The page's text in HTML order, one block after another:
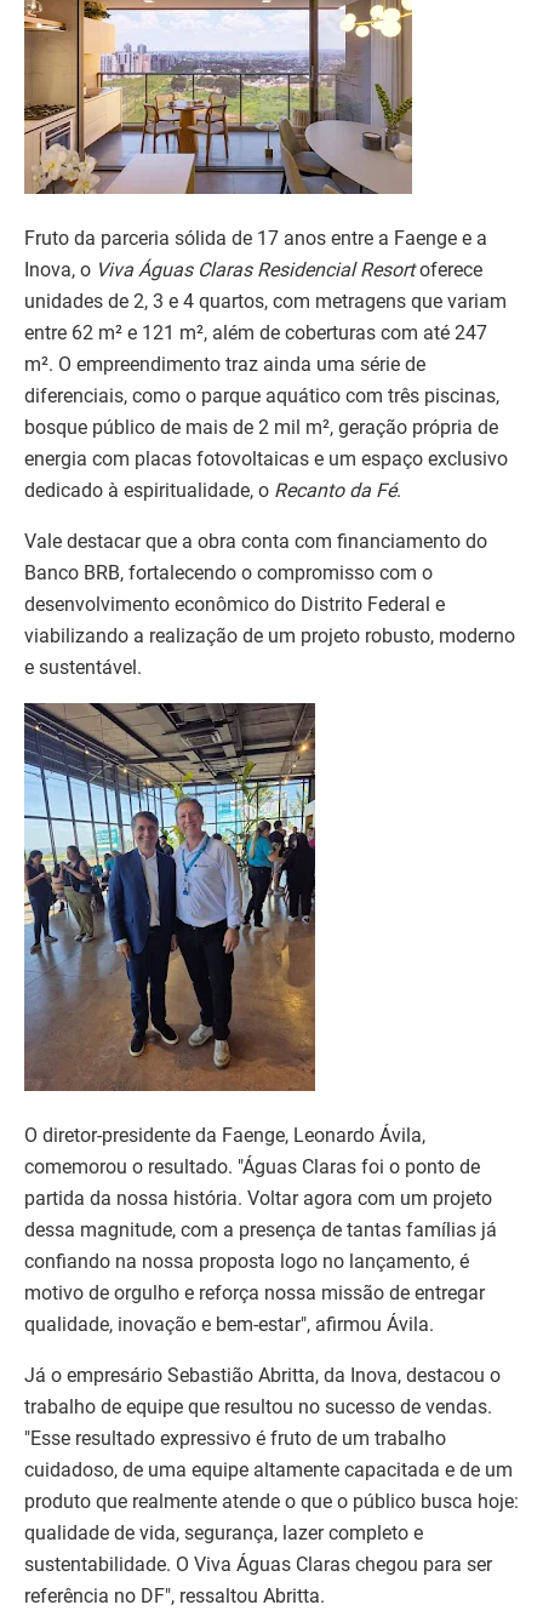
Fruto da parceria sólida de 17 anos entre a Faenge e a
Inova, o Viva Águas Claras Residencial Resortoferece
unidades de 2, 3 e 4 quartos, com metragens que variam
entre 62 m² e 121 m², além de coberturas com até 247
m². O empreendimento traz ainda uma série de
diferenciais, como o parque aquático com três piscinas,
bosque público de mais de 2 mil m², geração própria de
energia com placas fotovoltaicas e um espaço exclusivo
dedicado à espiritualidade, o Recanto da Fé.
Vale destacar que a obra conta com financiamento do
Banco BRB, fortalecendo o compromisso com o
desenvolvimento econômico do Distrito Federal e
viabilizando a realização de um projeto robusto, moderno
e sustentável.
O diretor-presidente da Faenge, Leonardo Ávila,
comemorou o resultado. "Águas Claras foi o ponto de
partida da nossa história. Voltar agora com um projeto
dessa magnitude, com a presença de tantas famílias já
confiando na nossa proposta logo no lançamento, é
motivo de orgulho e reforça nossa missão de entregar
qualidade, inovação e bem-estar", afirmou Ávila.
Já o empresário Sebastião Abritta, da Inova, destacou o
trabalho de equipe que resultou no sucesso de vendas.
"Esse resultado expressivo é fruto de um trabalho
cuidadoso, de uma equipe altamente capacitada e de um
produto que realmente atende o que o público busca hoje:
qualidade de vida, segurança, lazer completo e
sustentabilidade. O Viva Águas Claras chegou para ser
referência no DF", ressaltou Abritta.